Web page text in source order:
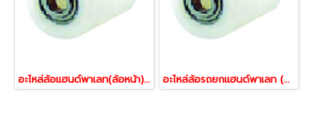
อะไหล่ล้อแฮนด์พาเลท(ล้อหน้า)ล้อรถยกของ ล้อตะเข้ ล้องารถยกของ ล้อไนล่อน PAREO 23048 อะไหล่ล้อรถยกแฮนด์พาเลท (ล้อหน้า) ล้อตะเข้ ล้อรถยกแบบงา ล้อไนล่อน PAREO 23109